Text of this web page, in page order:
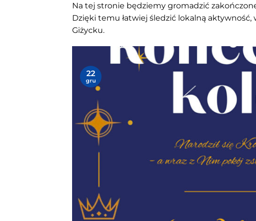
Na tej stronie będziemy gromadzić
Dzięki temu łatwiej śledzić lokalną
Giżycku.
Koncert kolęd w Giżycku. Świąteczny wieczór z
📅 26 grudnia 2025
📍 Giżyckie Centrum Kultury
22
gru